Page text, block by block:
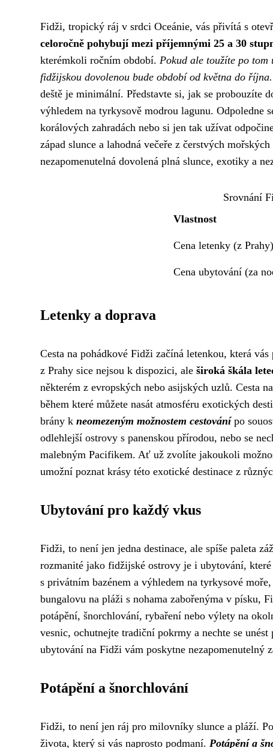
Fidži, tropický ráj v srdci Oceánie, vás přivítá s
celoročně pohybují mezi příjemnými 25 a 30
kterémkoli ročním období. Pokud ale toužíte po
fidžijskou dovolenou bude období od května do října.
deště je minimální. Představte si, jak se probouzíte
výhledem na tyrkysově modrou lagunu. Odpoledne
korálových zahradách nebo si jen tak užívat
západ slunce a lahodná večeře z čerstvých
nezapomenutelná dovolená plná slunce, exotiky a
Srovnání
Vlastnost
Cena letenky (z Prahy)
Cena ubytování (za
Letenky a doprava
Cesta na pohádkové Fidži začíná letenkou, která
z Prahy sice nejsou k dispozici, ale široká škála
některém z evropských nebo asijských uzlů. Cesta
během které můžete nasát atmosféru exotických
brány k neomezeným možnostem cestovánípo
odlehlejší ostrovy s panenskou přírodou, nebo se
malebným Pacifikem. Ať už zvolíte jakoukoli
umožní poznat krásy této exotické destinace z
Ubytování pro každý vkus
Fidži, to není jen jedna destinace, ale spíše paleta
rozmanité jako fidžijské ostrovy je i ubytování,
s privátním bazénem a výhledem na tyrkysové
bungalovu na pláži s nohama zabořenýma v písku,
potápění, šnorchlování, rybaření nebo výlety na
vesnic, ochutnejte tradiční pokrmy a nechte se
ubytování na Fidži vám poskytne
Potápění a šnorchlování
Fidži, to není jen ráj pro milovníky slunce a pláží.
života, který si vás naprosto podmaní. Potápění a